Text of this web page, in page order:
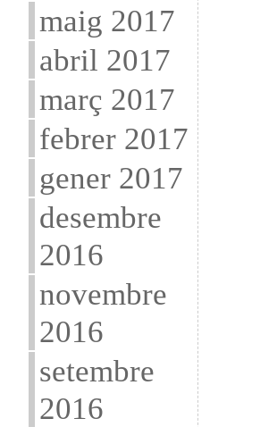
maig 2017
abril 2017
març 2017
febrer 2017
gener 2017
desembre
2016
novembre
2016
setembre
2016